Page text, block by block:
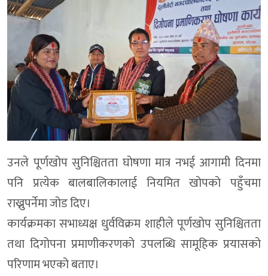
उनले पूर्णखोप सुनिश्चितता घोषणा मात्र नभई आगामी दिनमा
पनि प्रत्येक बालबालिकालाई नियमित खोपको पहुँचमा
राख्नुपर्नेमा जोड दिए।
कार्यक्रमका सभाध्यक्ष धुर्वविक्रम शाहीले पूर्णखोप सुनिश्चितता
तथा दिगोपना प्रमाणीकरणको उपलब्धि सामूहिक प्रयासको
परिणाम भएको बताए।